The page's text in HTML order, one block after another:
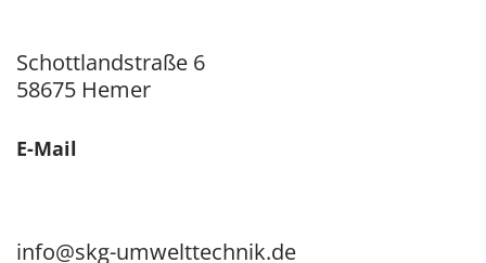
Schottlandstraße 6
58675 Hemer
E-Mail
info@skg-umwelttechnik.de